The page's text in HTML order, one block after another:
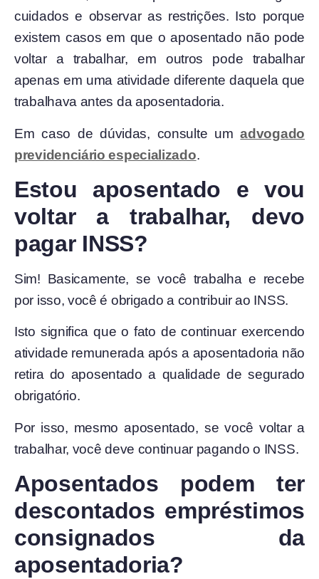
cuidados e observar as restrições. Isto porque
existem casos em que o aposentado não pode
voltar a trabalhar, em outros pode trabalhar
apenas em uma atividade diferente daquela que
trabalhava antes da aposentadoria.
Em caso de dúvidas, consulte umadvogado
previdenciário especializado.
Estou aposentado e vou
voltar a trabalhar, devo
pagar INSS?
Sim! Basicamente, se você trabalha e recebe
por isso, você é obrigado a contribuir ao INSS.
Isto significa que o fato de continuar exercendo
atividade remunerada após a aposentadoria não
retira do aposentado a qualidade de segurado
obrigatório.
Por isso, mesmo aposentado, se você voltar a
trabalhar, você deve continuar pagando o INSS.
Aposentados podem ter
descontados empréstimos
consignados da
aposentadoria?